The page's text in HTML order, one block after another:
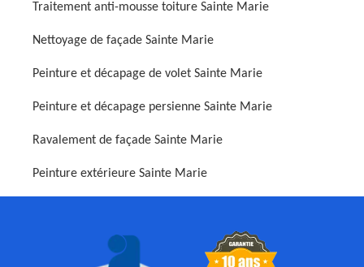
Traitement anti-mousse toiture Sainte Marie
Nettoyage de façade Sainte Marie
Peinture et décapage de volet Sainte Marie
Peinture et décapage persienne Sainte Marie
Ravalement de façade Sainte Marie
Peinture extérieure Sainte Marie